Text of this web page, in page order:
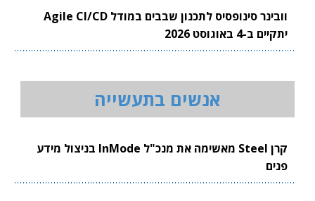
וובינר סינופסיס לתכנון שבבים במודל Agile CI/CD
יתקיים ב-4 באוגוסט 2026
אנשים בתעשייה
קרן Steel מאשימה את מנכ"ל InMode בניצול מידע
פנים